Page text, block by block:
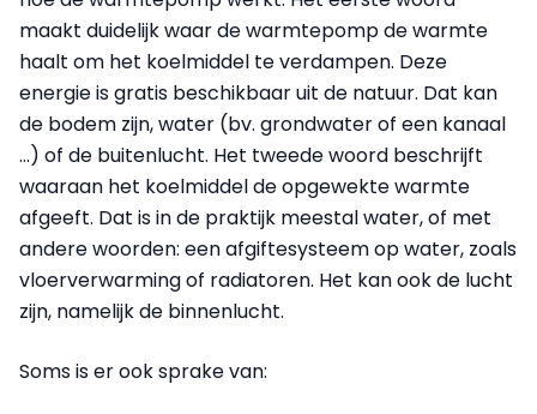
maakt duidelijk waar de warmtepomp de warmte
haalt om het koelmiddel te verdampen. Deze
energie is gratis beschikbaar uit de natuur. Dat kan
de bodem zijn, water (bv. grondwater of een kanaal
…) of de buitenlucht. Het tweede woord beschrijft
waaraan het koelmiddel de opgewekte warmte
afgeeft. Dat is in de praktijk meestal water, of met
andere woorden: een afgiftesysteem op water, zoals
vloerverwarming of radiatoren. Het kan ook de lucht
zijn, namelijk de binnenlucht.
Soms is er ook sprake van: